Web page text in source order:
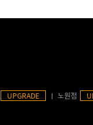
UPGRADE 노원점